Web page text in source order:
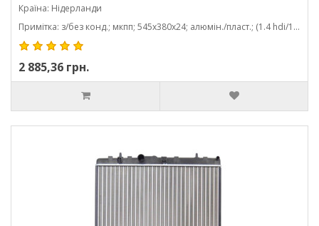
Країна: Нідерланди
Примітка: з/без конд.; мкпп; 545x380x24; алюмін./пласт.; (1.4 hdi/1.6 hdi/1.1/1.4/1.6/1.2/1.5 hdi/1.5 d/1.6 d/1.0); механічний
2 885,36 грн.